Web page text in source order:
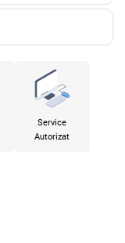
Service
Autorizat